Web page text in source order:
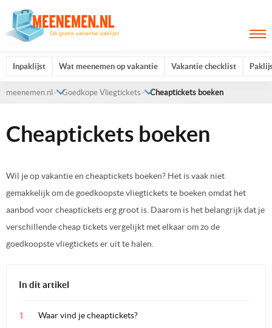
Inpaklijst Wat meenemen op vakantie Vakantie checklist
meenemen.nl Goedkope Vliegtickets Cheaptickets boeken
Cheaptickets boeken
Wil je op vakantie en cheaptickets boeken? Het is vaak niet
gemakkelijk om de goedkoopste vliegtickets te boeken omdat het
aanbod voor cheaptickets erg groot is. Daarom is het belangrijk dat je
verschillende cheap tickets vergelijkt met elkaar om zo de
goedkoopste vliegtickets er uit te halen.
In dit artikel
Waar vind je cheaptickets?